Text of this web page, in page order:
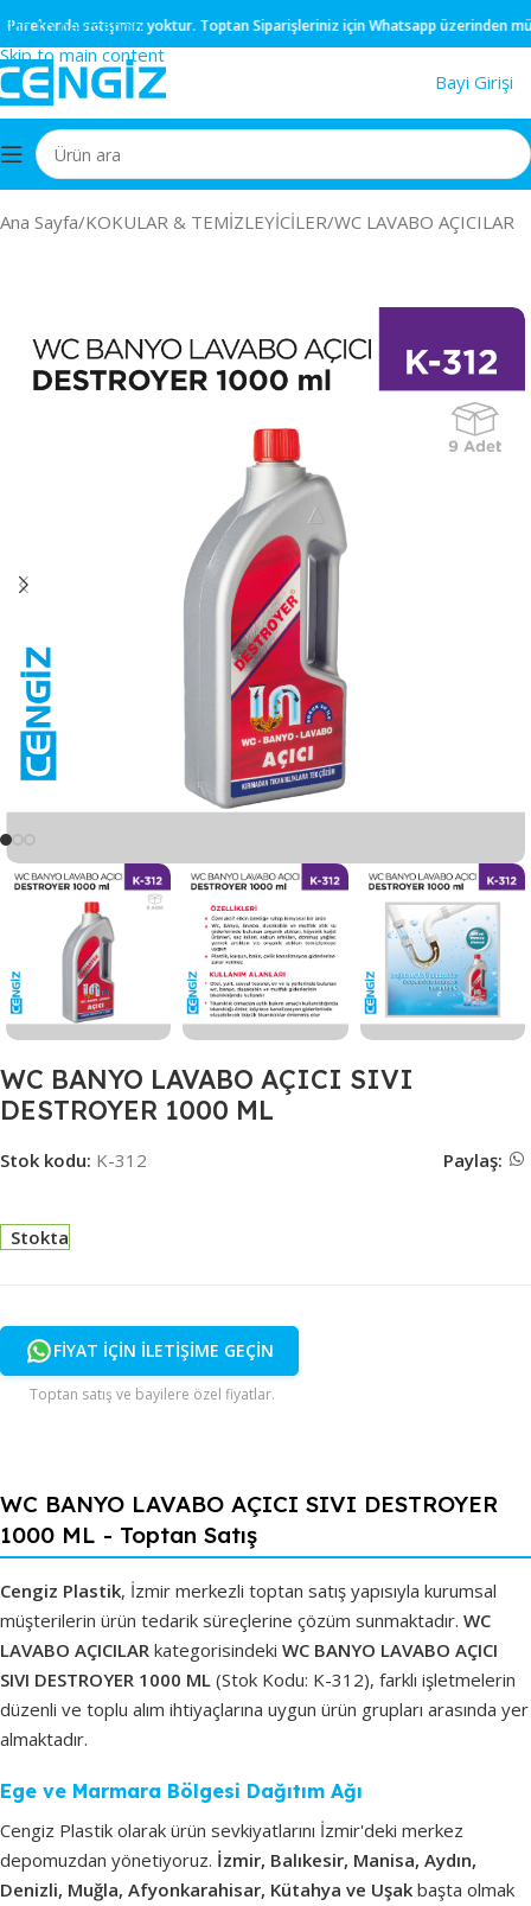
Skip to navigation
Skip to main content
satışımız yoktur.ToptanSiparişleriniz içinWhatsappüzerinden
Bayi Girişi
Ana Sayfa/KOKULAR & TEMİZLEYİCİLER/WC LAVABO AÇICILAR
WC BANYO LAVABO AÇICI SIVI
DESTROYER 1000 ML
Stok kodu: K-312 Paylaş:
Stokta
FİYAT İÇİN İLETİŞİME GEÇİN
Toptan satış ve bayilere özel fiyatlar.
WC BANYO LAVABO AÇICI SIVI DESTROYER
1000 ML - Toptan Satış
Cengiz Plastik, İzmir merkezli toptan satış yapısıyla kurumsal
müşterilerin ürün tedarik süreçlerine çözüm sunmaktadır. WC
LAVABO AÇICILAR kategorisindeki WC BANYO LAVABO AÇICI
SIVI DESTROYER 1000 ML (Stok Kodu: K-312), farklı işletmelerin
düzenli ve toplu alım ihtiyaçlarına uygun ürün grupları arasında yer
almaktadır.
Ege ve Marmara Bölgesi Dağıtım Ağı
Cengiz Plastik olarak ürün sevkiyatlarını İzmir'deki merkez
depomuzdan yönetiyoruz. İzmir, Balıkesir, Manisa, Aydın,
Denizli, Muğla, Afyonkarahisar, Kütahya ve Uşak başta olmak